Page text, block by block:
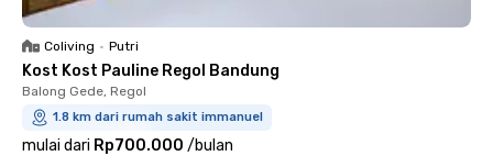
Coliving • Putri
Kost Kost Pauline Regol Bandung
Balong Gede, Regol
1.8 km dari rumah sakit immanuel
mulai dari Rp700.000 /bulan